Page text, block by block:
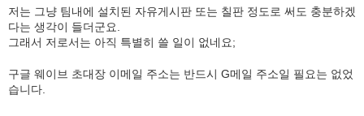
저는 그냥 팀내에 설치된 자유게시판 또는 칠판 정도로 써도 충분하겠
다는 생각이 들더군요.
그래서 저로서는 아직 특별히 쓸 일이 없네요;
구글 웨이브 초대장 이메일 주소는 반드시 G메일 주소일 필요는 없었
습니다.